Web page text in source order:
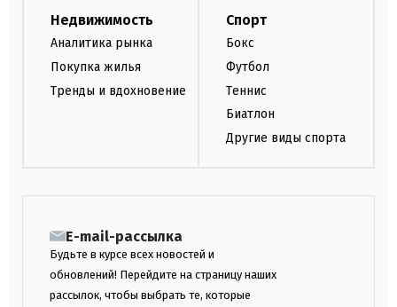
Недвижимость
Аналитика рынка
Покупка жилья
Тренды и вдохновение
Спорт
Бокс
Футбол
Теннис
Биатлон
Другие виды спорта
E-mail-рассылка
Будьте в курсе всех новостей и
обновлений! Перейдите на страницу наших
рассылок, чтобы выбрать те, которые